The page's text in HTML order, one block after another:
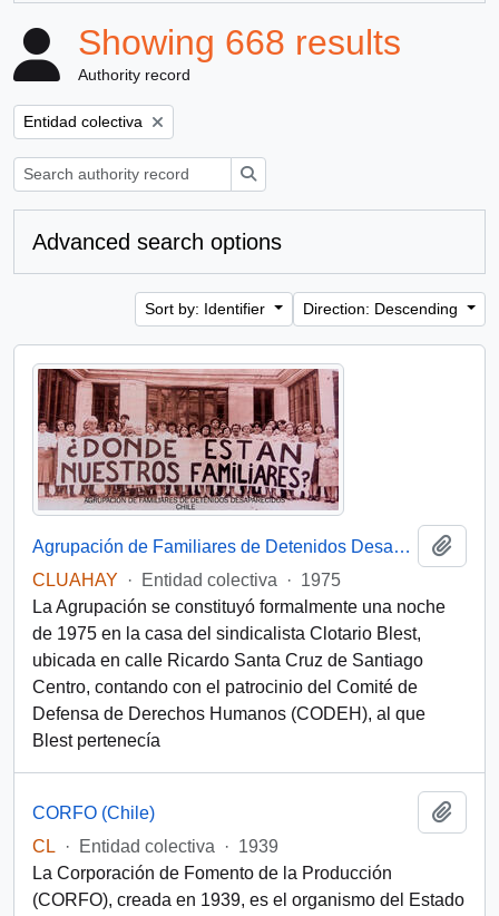
Showing 668 results
Authority record
Remove filter:
Entidad colectiva
Advanced search options
Sort by: Identifier Direction: Descending
Agrupación de Familiares de Detenidos Desaparecidos (Chile)
CLUAHAY
· Entidad colectiva · 1975
La Agrupación se constituyó formalmente una noche
de 1975 en la casa del sindicalista Clotario Blest,
ubicada en calle Ricardo Santa Cruz de Santiago
Centro, contando con el patrocinio del Comité de
Defensa de Derechos Humanos (CODEH), al que
Blest pertenecía
CORFO (Chile)
CL
· Entidad colectiva · 1939
La Corporación de Fomento de la Producción
(CORFO), creada en 1939, es el organismo del Estado